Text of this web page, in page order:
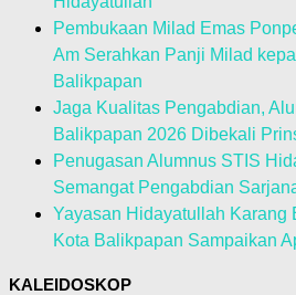
Pembukaan Milad Emas
Am Serahkan Panji Milad
Balikpapan
Jaga Kualitas Pengabdian,
Balikpapan 2026 Dibekali
Penugasan Alumnus STIS
Semangat Pengabdian
Yayasan Hidayatullah Karang
Kota Balikpapan Sampaikan
KALEIDOSKOP